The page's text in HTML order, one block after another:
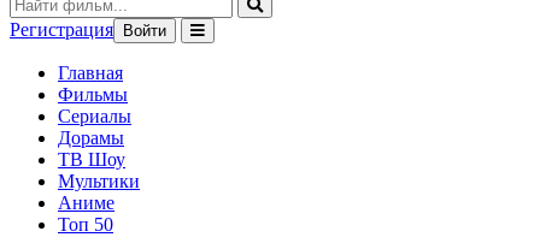
Регистрация Войти
Главная
Фильмы
Сериалы
Дорамы
ТВ Шоу
Мультики
Аниме
Топ 50